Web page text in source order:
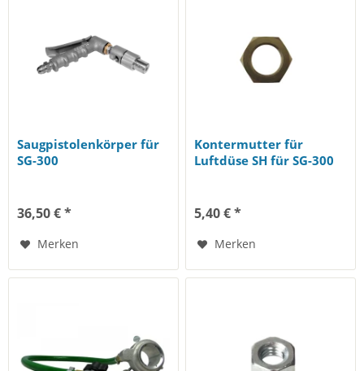
Saugpistolenkörper für
SG-300
36,50 € *
Merken
Kontermutter für
Luftdüse SH für SG-300
5,40 € *
Merken